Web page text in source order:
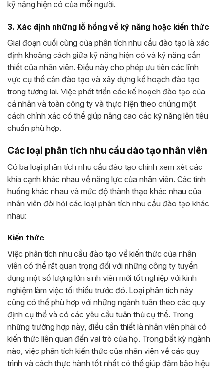
kỹ năng hiện có của mỗi người.
3. Xác định những lỗ hổng về kỹ năng hoặc kiến ​​thức
Giai đoạn cuối cùng của phân tích nhu cầu đào tạo là xác
định khoảng cách giữa kỹ năng hiện có và kỹ năng cần
thiết của nhân viên. Điều này cho phép ưu tiên các lĩnh
vực cụ thể cần đào tạo và xây dựng kế hoạch đào tạo
trong tương lai. Việc phát triển các kế hoạch đào tạo của
cá nhân và toàn công ty và thực hiện theo chúng một
cách chính xác có thể giúp nâng cao các kỹ năng lên tiêu
chuẩn phù hợp.
Các loại phân tích nhu cầu đào tạo nhân viên
Có ba loại phân tích nhu cầu đào tạo chính xem xét các
khía cạnh khác nhau về năng lực của nhân viên. Các tình
huống khác nhau và mức độ thành thạo khác nhau của
nhân viên đòi hỏi các loại phân tích nhu cầu đào tạo khác
nhau:
Kiến thức
Việc phân tích nhu cầu đào tạo về kiến ​​thức của nhân
viên có thể rất quan trọng đối với những công ty tuyển
dụng một số lượng lớn sinh viên mới tốt nghiệp với kinh
nghiệm làm việc tối thiểu trước đó. Loại phân tích này
cũng có thể phù hợp với những ngành tuân theo các quy
định cụ thể và có các yêu cầu tuân thủ cụ thể. Trong
những trường hợp này, điều cần thiết là nhân viên phải có
kiến ​​thức liên quan đến vai trò của họ. Trong bất kỳ ngành
nào, việc phân tích kiến ​​thức của nhân viên về các quy
trình và cách thực hành tốt nhất có thể giúp đảm bảo hiệu